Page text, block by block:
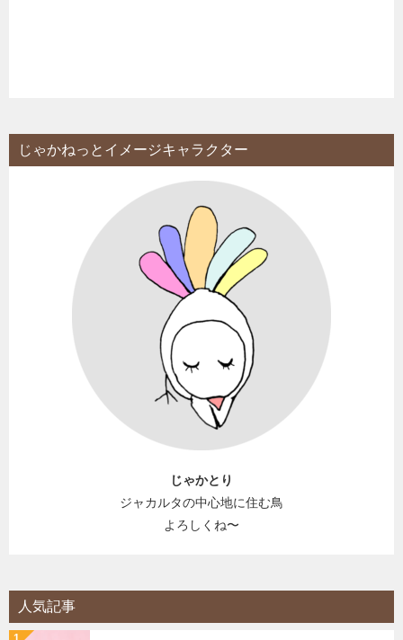
じゃかねっとイメージキャラクター
じゃかとり
ジャカルタの中心地に住む鳥
よろしくね〜
人気記事